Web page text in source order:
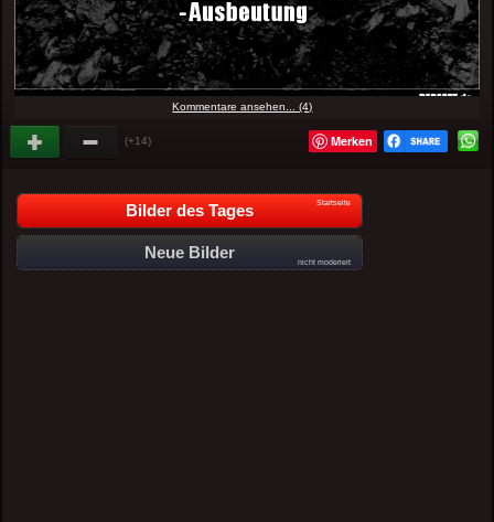
Kommentare ansehen... (4)
(+14) Merken
Bilder des Tages Startseite
Neue Bilder
nicht moderiert